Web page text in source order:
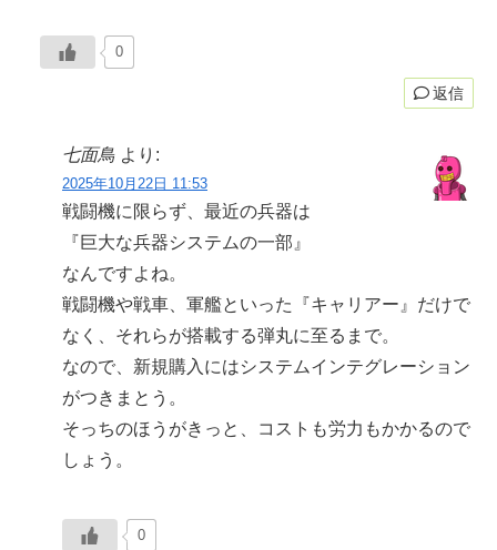
0
返信
七面鳥 より:
2025年10月22日 11:53
戦闘機に限らず、最近の兵器は
『巨大な兵器システムの一部』
なんですよね。
戦闘機や戦車、軍艦といった『キャリアー』だけで
なく、それらが搭載する弾丸に至るまで。
なので、新規購入にはシステムインテグレーション
がつきまとう。
そっちのほうがきっと、コストも労力もかかるので
しょう。
0